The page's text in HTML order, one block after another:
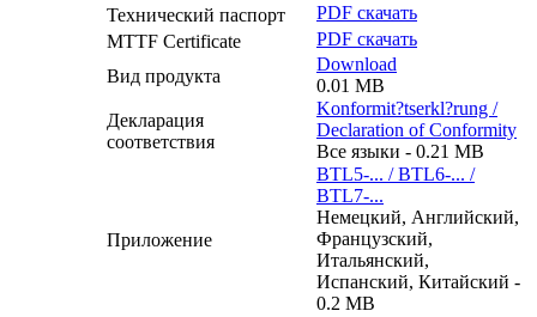
Технический паспорт
PDF скачать
MTTF Certificate
PDF скачать
Вид продукта
Download
0.01 MB
Декларация
соответствия
Konformit?tserkl?rung /
Declaration of Conformity
Все языки - 0.21 MB
Приложение
BTL5-... / BTL6-... /
BTL7-...
Немецкий, Английский,
Французский,
Итальянский,
Испанский, Китайский -
0.2 MB